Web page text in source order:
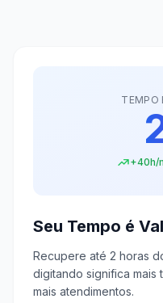
TEMPO
+40h/
Seu Tempo é
Recupere até 2 horas
digitando significa mais
mais atendimentos.